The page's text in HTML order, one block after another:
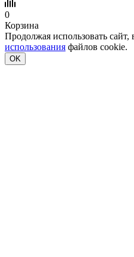
0
Корзина
Продолжая использовать сайт,
использования файлов cookie.
OK